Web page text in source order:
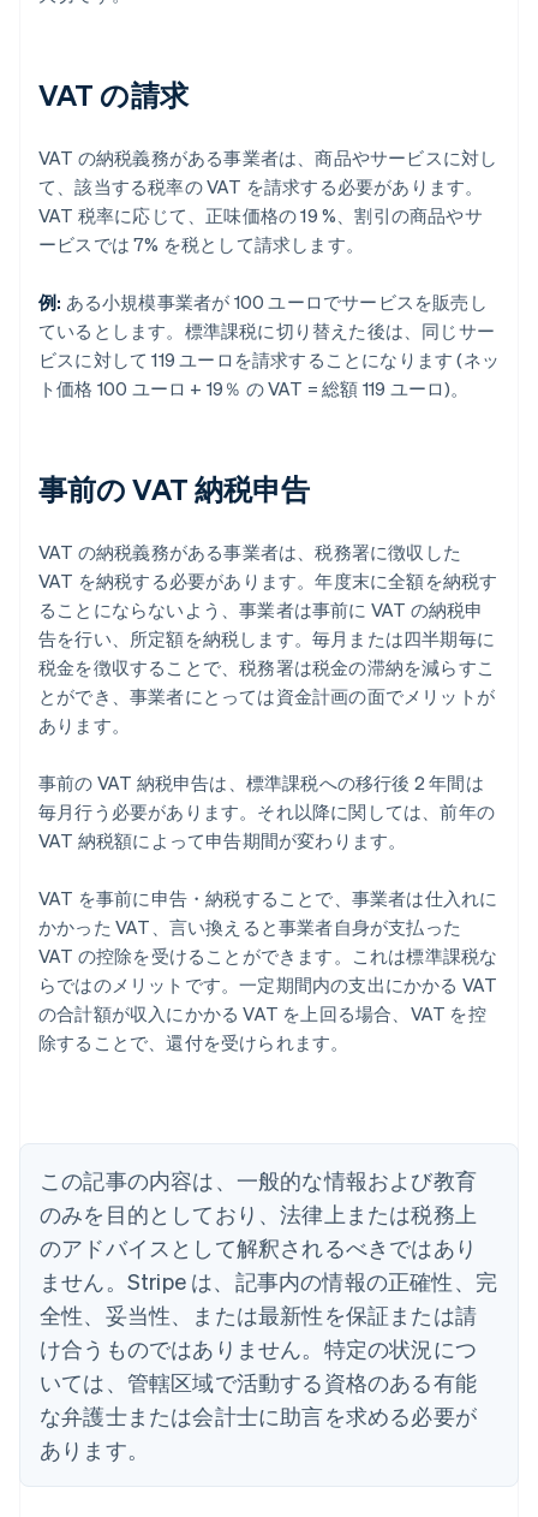
VAT の請求
VAT の納税義務がある事業者は、商品やサービスに対し
て、該当する税率の VAT を請求する必要があります。
VAT 税率に応じて、正味価格の 19 %、割引の商品やサ
ービスでは 7% を税として請求します。
例: ある小規模事業者が 100 ユーロでサービスを販売し
ているとします。標準課税に切り替えた後は、同じサー
ビスに対して 119 ユーロを請求することになります (ネッ
ト価格 100 ユーロ + 19％ の VAT = 総額 119 ユーロ)。
事前の VAT 納税申告
VAT の納税義務がある事業者は、税務署に徴収した
VAT を納税する必要があります。年度末に全額を納税す
ることにならないよう、事業者は事前に VAT の納税申
告を行い、所定額を納税します。毎月または四半期毎に
税金を徴収することで、税務署は税金の滞納を減らすこ
とができ、事業者にとっては資金計画の面でメリットが
あります。
事前の VAT 納税申告は、標準課税への移行後 2 年間は
毎月行う必要があります。それ以降に関しては、前年の
VAT 納税額によって申告期間が変わります。
VAT を事前に申告・納税することで、事業者は仕入れに
かかった VAT、言い換えると事業者自身が支払った
VAT の控除を受けることができます。これは標準課税な
らではのメリットです。一定期間内の支出にかかる VAT
の合計額が収入にかかる VAT を上回る場合、VAT を控
除することで、還付を受けられます。
この記事の内容は、一般的な情報および教育
のみを目的としており、法律上または税務上
のアドバイスとして解釈されるべきではあり
ません。Stripe は、記事内の情報の正確性、完
全性、妥当性、または最新性を保証または請
け合うものではありません。特定の状況につ
いては、管轄区域で活動する資格のある有能
な弁護士または会計士に助言を求める必要が
あります。
アイルランド
English
アメリカ
EnglishEspañol简体中文
アラブ首長国連邦
インド
English
エストニア
English
オーストラリア
オーストリア
DeutschEnglish
オランダ
Nederlands English
カナダ
EnglishFrançais
キプロス
English